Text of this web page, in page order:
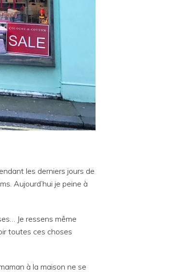
les derniers jours de
Aujourd’hui je peine à
Je ressens même
toutes ces choses
à la maison ne se